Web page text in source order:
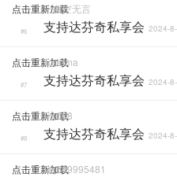
点击重新加载
一曲空无言
#6 支持达芬奇私享会 2024-
点击重新加载
Toddma
#7 支持达芬奇私享会 2024-
点击重新加载
FC008
#8 支持达芬奇私享会 2024-
点击重新加载Qq549995481